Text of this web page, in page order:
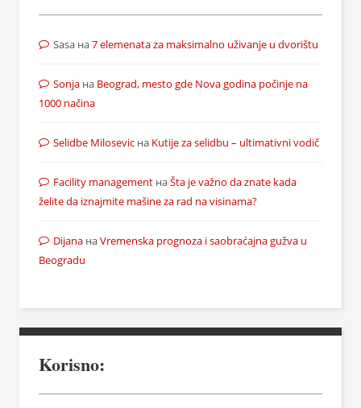
Sasa на7 elemenata za maksimalno uživanje u dvorištu
Sonja на Beograd, mesto gde Nova godina počinje na
1000 načina
Selidbe Milosevic на Kutije za selidbu – ultimativni vodič
Facility management наŠta je važno da znate kada
želite da iznajmite mašine za rad na visinama?
Dijana наVremenska prognoza i saobraćajna gužva u
Beogradu
Korisno: